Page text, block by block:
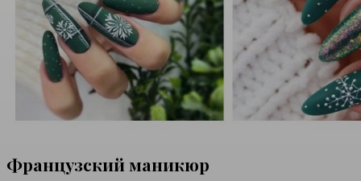
Французский маникюр